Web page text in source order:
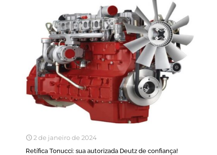
2 de janeiro de 2024
Retífica Tonucci: sua autorizada Deutz de confiança!